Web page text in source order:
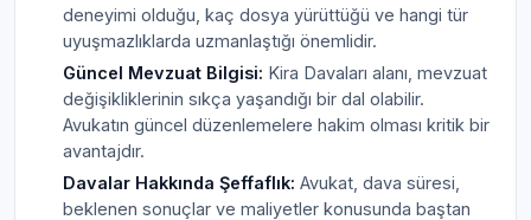
deneyimi olduğu, kaç dosya yürüttüğü ve hangi tür
uyuşmazlıklarda uzmanlaştığı önemlidir.
Güncel Mevzuat Bilgisi: Kira Davaları alanı, mevzuat
değişikliklerinin sıkça yaşandığı bir dal olabilir.
Avukatın güncel düzenlemelere hakim olması kritik bir
avantajdır.
Davalar Hakkında Şeffaflık: Avukat, dava süresi,
beklenen sonuçlar ve maliyetler konusunda baştan